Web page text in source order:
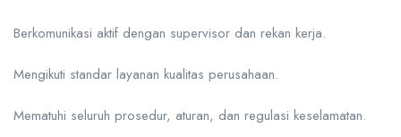
Berkomunikasi aktif dengan supervisor dan rekan kerja.
Mengikuti standar layanan kualitas perusahaan.
Mematuhi seluruh prosedur, aturan, dan regulasi keselamatan.